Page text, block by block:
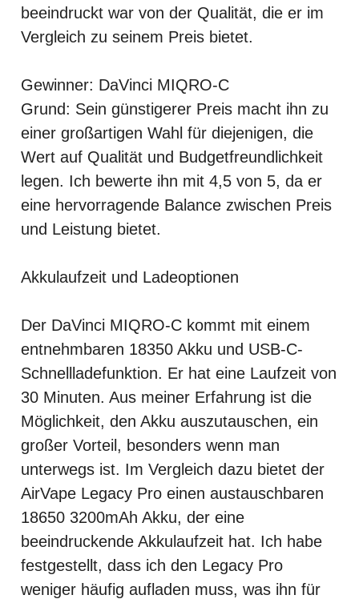
beeindruckt war von der Qualität, die er im
Vergleich zu seinem Preis bietet.
Gewinner: DaVinci MIQRO-C
Grund: Sein günstigerer Preis macht ihn zu
einer großartigen Wahl für diejenigen, die
Wert auf Qualität und Budgetfreundlichkeit
legen. Ich bewerte ihn mit 4,5 von 5, da er
eine hervorragende Balance zwischen Preis
und Leistung bietet.
Akkulaufzeit und Ladeoptionen
Der DaVinci MIQRO-C kommt mit einem
entnehmbaren 18350 Akku und USB-C-
Schnellladefunktion. Er hat eine Laufzeit von
30 Minuten. Aus meiner Erfahrung ist die
Möglichkeit, den Akku auszutauschen, ein
großer Vorteil, besonders wenn man
unterwegs ist. Im Vergleich dazu bietet der
AirVape Legacy Pro einen austauschbaren
18650 3200mAh Akku, der eine
beeindruckende Akkulaufzeit hat. Ich habe
festgestellt, dass ich den Legacy Pro
weniger häufig aufladen muss, was ihn für